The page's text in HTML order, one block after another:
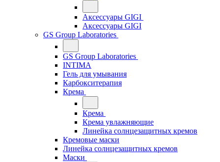
Аксессуары GIGI
Аксессуары GIGI
GS Group Laboratories
GS Group Laboratories
INTIMA
Гель для умывания
Карбокситерапия
Крема
Крема
Крема увлажняющие
Линейка солнцезащитных кремов
Кремовые маски
Линейка солнцезащитных кремов
Маски